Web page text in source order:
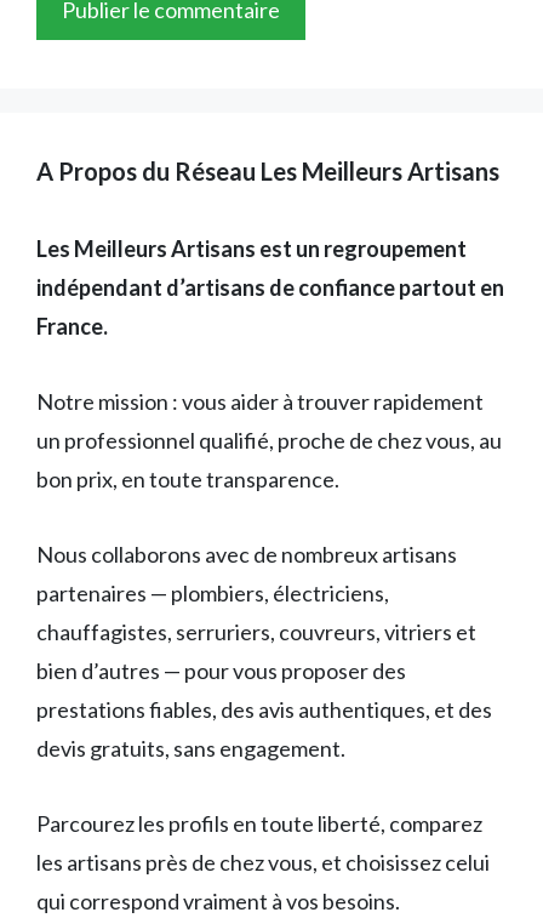
A Propos du Réseau Les Meilleurs Artisans
Les Meilleurs Artisans est un regroupement
indépendant d’artisans de confiance partout en
France.
Notre mission : vous aider à trouver rapidement
un professionnel qualifié, proche de chez vous, au
bon prix, en toute transparence.
Nous collaborons avec de nombreux artisans
partenaires — plombiers, électriciens,
chauffagistes, serruriers, couvreurs, vitriers et
bien d’autres — pour vous proposer des
prestations fiables, des avis authentiques, et des
devis gratuits, sans engagement.
Parcourez les profils en toute liberté, comparez
les artisans près de chez vous, et choisissez celui
qui correspond vraiment à vos besoins.